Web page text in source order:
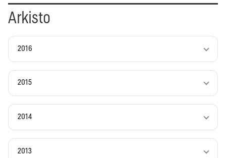
Arkisto
2016
2015
2014
2013